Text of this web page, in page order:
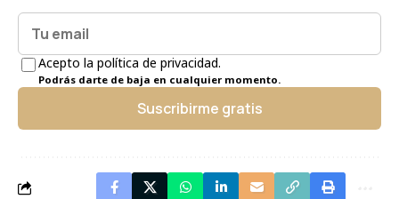
Acepto la política de privacidad.
Podrás darte de baja en cualquier momento.
Suscribirme gratis